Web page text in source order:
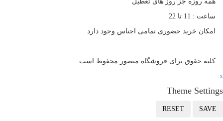
11 تا 22
خرید حضوری تمامی اجناس وجود دارد
حقوق برای فروشگاه منصور محفوظ است
Theme
RESET